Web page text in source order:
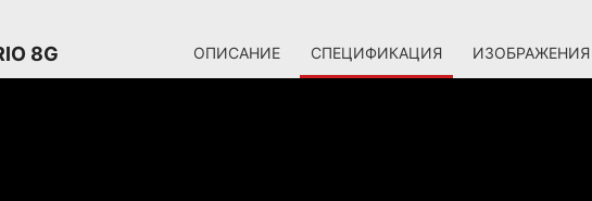
8G ОПИСАНИЕ СПЕЦИФИКАЦИЯ ИЗОБРАЖЕНИЯ